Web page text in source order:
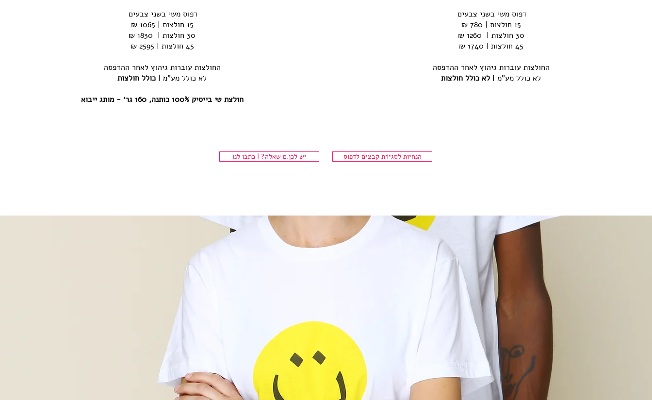
דפוס משי בשני צבעים
15 חולצות | 1065 ₪
30 חולצות | 1830 ₪
45 חולצות | 2595 ₪
החולצות עוברות גיהוץ לאחר ההדפסה
לא כולל מע"מ | כולל חולצות
חולצת טי בייסיק 100% כותנה, 160 גר׳ - מותג ייבוא
דפוס משי בשני צבעים
15 חולצות | 780 ₪
30 חולצות | 1260 ₪
45 חולצות | 1740 ₪
החולצות עוברות גיהוץ לאחר ההדפסה
לא כולל מע"מ | לא כולל חולצות
יש לכן.ם שאלה? | כתבו לנו הנחיות לסגירת קבצים לדפוס